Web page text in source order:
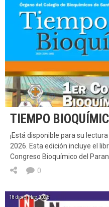
TIEMPO
¡Está disponible para su
2026. Esta edición incluye el
Congreso Bioquímico del
0
18 diciembre, 2025